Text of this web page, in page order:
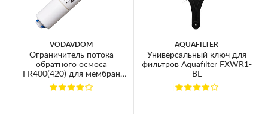
VODAVDOM
Ограничитель потока
обратного осмоса
FR400(420) для мембран
75GPD (трубка Ø6мм)
AQUAFILTER
Универсальный ключ для
фильтров Aquafilter FXWR1-
BL